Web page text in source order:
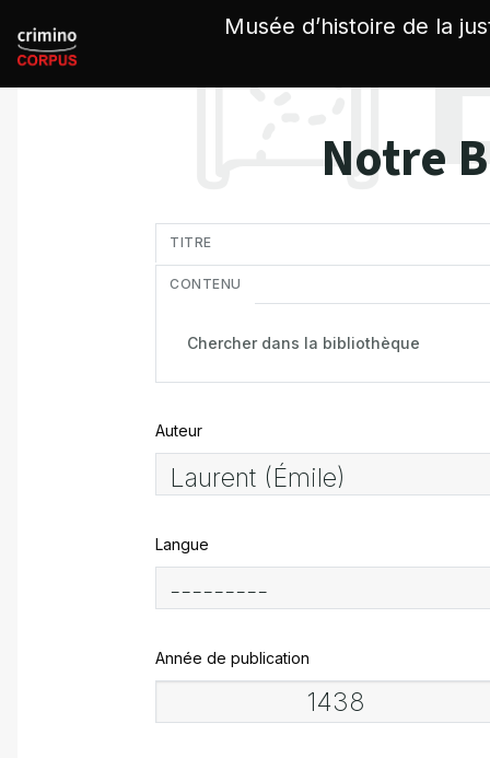
Musée d’histoire de la
Notre
TITRE
CONTENU
Auteur
Langue
Année de publication
Panneau de gestion des cookies